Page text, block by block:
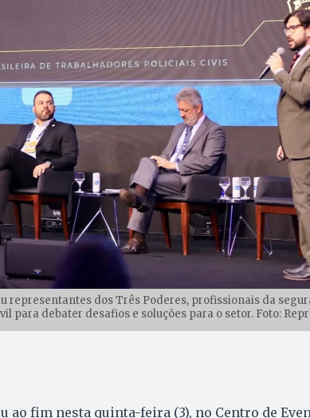
representantes dos Três Poderes, profissionais da
para debater desafios e soluções para o setor. Foto:
ao fim nesta quinta-feira (3), no Centro de